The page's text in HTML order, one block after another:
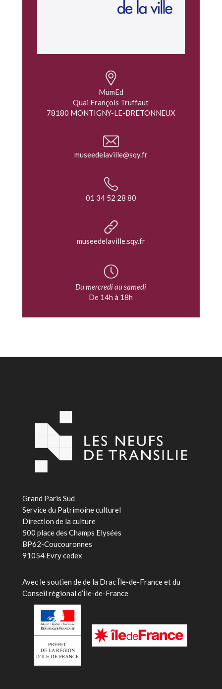
MumEd
Quai François Truffaut
78180 MONTIGNY-LE-BRETONNEUX
museedelaville@sqy.fr
01 34 52 28 80
museedelaville.sqy.fr
Du mercredi au samedi
De 14h à 18h
Grand Paris Sud
Service du Patrimoine culturel
Direction de la culture
500 place des Champs Elysées
BP62-Coucouronnes
91054 Evry cedex
Avec le soutien dede la Drac Île-de-France et du
Conseil régional d’Île-de-France